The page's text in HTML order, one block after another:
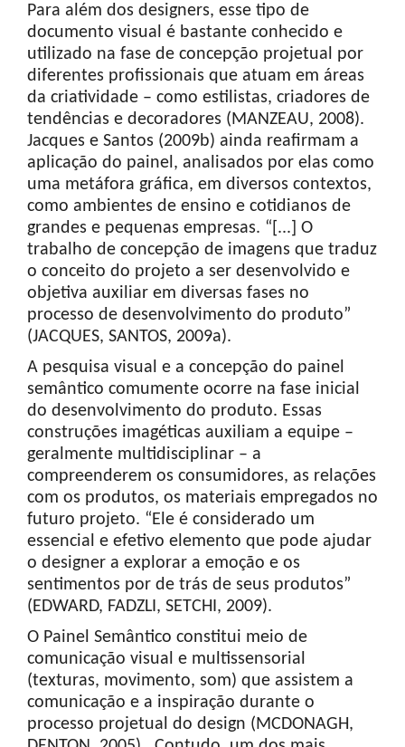
Para além dos designers, esse tipo de
documento visual é bastante conhecido e
utilizado na fase de concepção projetual por
diferentes profissionais que atuam em áreas
da criatividade – como estilistas, criadores de
tendências e decoradores (MANZEAU, 2008).
Jacques e Santos (2009b) ainda reafirmam a
aplicação do painel, analisados por elas como
uma metáfora gráfica, em diversos contextos,
como ambientes de ensino e cotidianos de
grandes e pequenas empresas. “[...] O
trabalho de concepção de imagens que traduz
o conceito do projeto a ser desenvolvido e
objetiva auxiliar em diversas fases no
processo de desenvolvimento do produto”
(JACQUES, SANTOS, 2009a).
A pesquisa visual e a concepção do painel
semântico comumente ocorre na fase inicial
do desenvolvimento do produto. Essas
construções imagéticas auxiliam a equipe –
geralmente multidisciplinar – a
compreenderem os consumidores, as relações
com os produtos, os materiais empregados no
futuro projeto. “Ele é considerado um
essencial e efetivo elemento que pode ajudar
o designer a explorar a emoção e os
sentimentos por de trás de seus produtos”
(EDWARD, FADZLI, SETCHI, 2009).
O Painel Semântico constitui meio de
comunicação visual e multissensorial
(texturas, movimento, som) que assistem a
comunicação e a inspiração durante o
processo projetual do design (MCDONAGH,